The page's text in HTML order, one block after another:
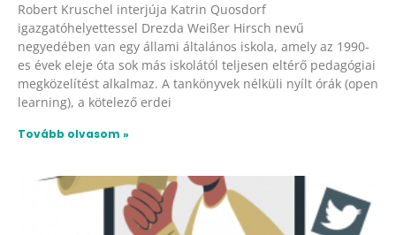
Robert Kruschel interjúja Katrin Quosdorf
igazgatóhelyettessel Drezda Weißer Hirsch nevű
negyedében van egy állami általános iskola, amely az 1990-
es évek eleje óta sok más iskolától teljesen eltérő pedagógiai
megközelítést alkalmaz. A tankönyvek nélküli nyílt órák (open
learning), a kötelező erdei
Tovább olvasom »